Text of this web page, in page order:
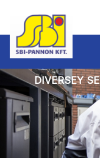
DIVERSEY